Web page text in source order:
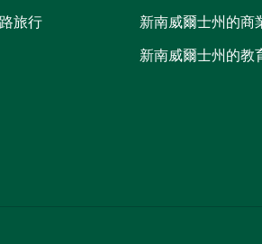
旅行
新南威爾士州的商
新南威爾士州的教